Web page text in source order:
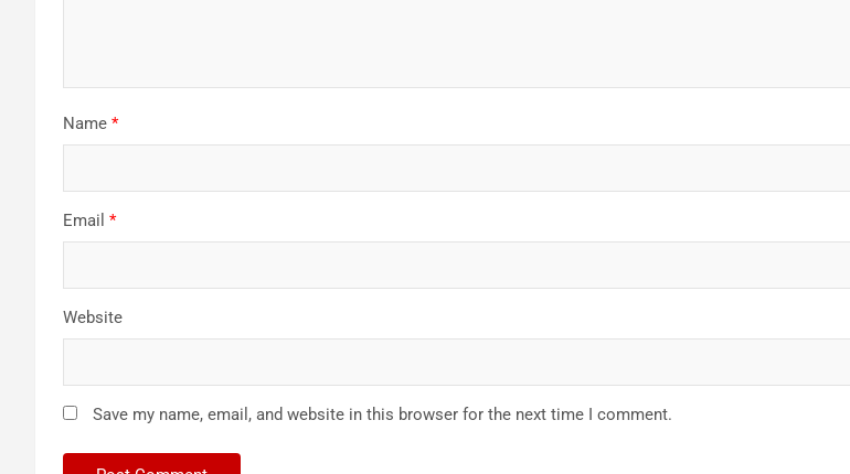
Name *
Email *
Website
Save my name, email, and website in this browser for the next time I comment.